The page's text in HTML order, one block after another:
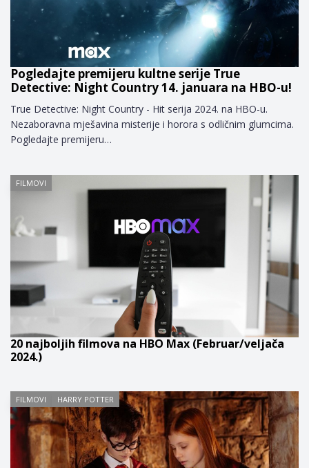
Pogledajte premijeru kultne serije True
Detective: Night Country 14. januara na HBO-u!
True Detective: Night Country - Hit serija 2024. na HBO-u.
Nezaboravna mješavina misterije i horora s odličnim glumcima.
Pogledajte premijeru…
FILMOVI
20 najboljih filmova na HBO Max (Februar/veljača
2024.)
FILMOVI HARRY POTTER